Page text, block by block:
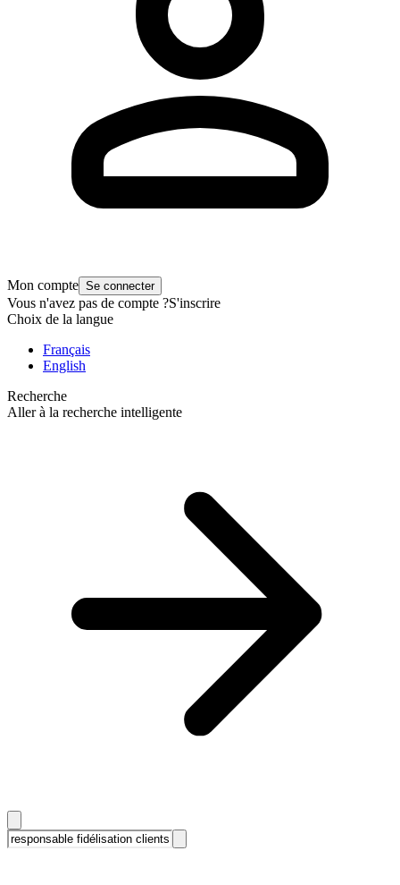
Mon compte Se connecter
Vous n'avez pas de compte ?S'inscrire
Choix de la langue
Français
English
Recherche
Aller à la recherche intelligente